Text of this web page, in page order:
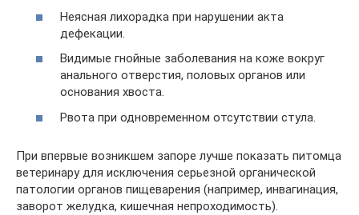
Неясная лихорадка при нарушении акта
дефекации.
Видимые гнойные заболевания на коже вокруг
анального отверстия, половых органов или
основания хвоста.
Рвота при одновременном отсутствии стула.
При впервые возникшем запоре лучше показать питомца
ветеринару для исключения серьезной органической
патологии органов пищеварения (например, инвагинация,
заворот желудка, кишечная непроходимость).